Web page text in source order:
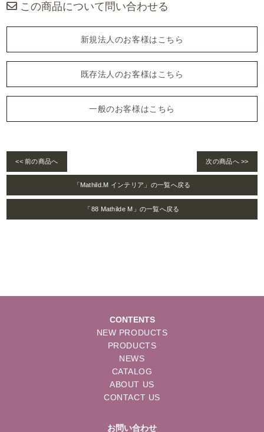
この商品について問い合わせる
新規法人のお客様はこちら
既存法人のお客様はこちら
一般のお客様はこちら
<< 前の商品へ 次の商品へ >>
「Mathild.M インテリア」の一覧へ戻る
「88 Mathilde M」の一覧へ戻る
CONTENTS
NEW PRODUCTS
PRODUCTS
NEWS
CATALOG
ABOUT US
CONTACT US
お問い合わせ